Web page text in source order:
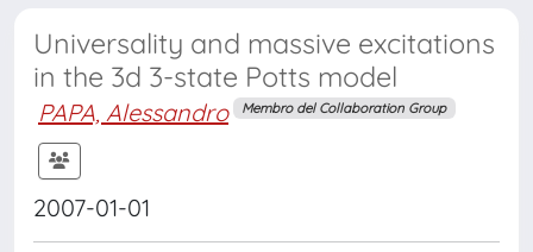
Universality and massive excitations
in the 3d 3-state Potts model
PAPA, Alessandro Membro del Collaboration Group
2007-01-01